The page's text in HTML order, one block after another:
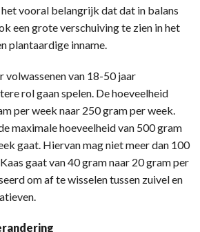
vooral belangrijk dat dat in balans
een grote verschuiving te zien in het
plantaardige inname.
van 18-50 jaar
rol gaan spelen. De hoeveelheid
per week naar 250 gram per week.
maximale hoeveelheid van 500 gram
gaat. Hiervan mag niet meer dan 100
gaat van 40 gram naar 20 gram per
om af te wisselen tussen zuivel en